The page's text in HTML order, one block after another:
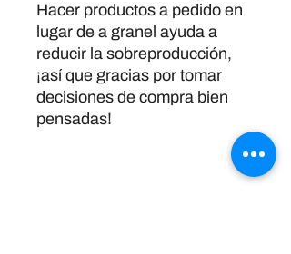
Hacer productos a pedido en
lugar de a granel ayuda a
reducir la sobreproducción,
¡así que gracias por tomar
decisiones de compra bien
pensadas!